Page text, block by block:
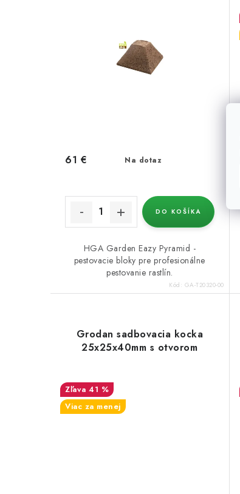
Na dotaz
61 €
DO KOŠÍKA
HGA Garden Eazy Pyramid -
pestovacie bloky pre profesionálne
pestovanie rastlín.
Kód: GA-T20320-00
Grodan sadbovacia kocka
25x25x40mm s otvorom
41 %
Viac za menej